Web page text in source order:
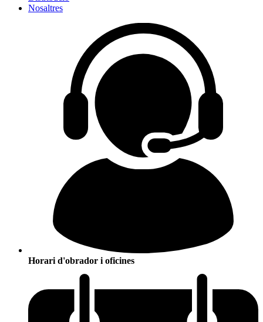
Nosaltres
Horari d'obrador i oficines